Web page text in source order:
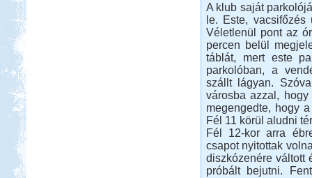
A klub saját
le. Este,
Véletlenül pont az
percen belül
táblát, mert este
parkolóban, a
szállt lágyan.
városba azzal,
megengedte, hogy
Fél 11 körül aludni
Fél 12-kor arra
csapot nyitottak
diszkózenére váltott
próbált bejutni.